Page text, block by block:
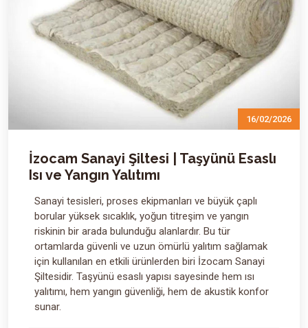
16/02/2026
İzocam Sanayi Şiltesi | Taşyünü Esaslı
Isı ve Yangın Yalıtımı
Sanayi tesisleri, proses ekipmanları ve büyük çaplı
borular yüksek sıcaklık, yoğun titreşim ve yangın
riskinin bir arada bulunduğu alanlardır. Bu tür
ortamlarda güvenli ve uzun ömürlü yalıtım sağlamak
için kullanılan en etkili ürünlerden biri İzocam Sanayi
Şiltesidir. Taşyünü esaslı yapısı sayesinde hem ısı
yalıtımı, hem yangın güvenliği, hem de akustik konfor
sunar.